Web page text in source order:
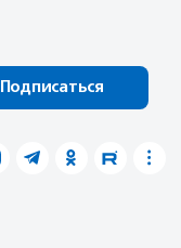
Подписаться